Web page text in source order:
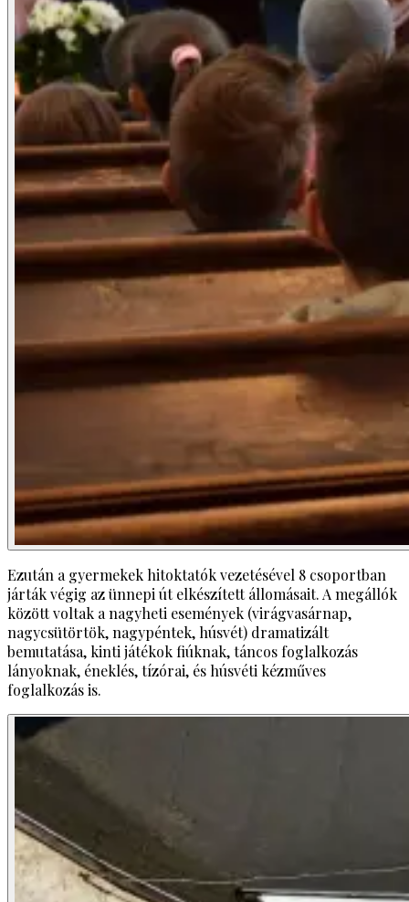
Ezután a gyermekek hitoktatók vezetésével 8 csoportban
járták végig az ünnepi út elkészített állomásait. A megállók
között voltak a nagyheti események (virágvasárnap,
nagycsütörtök, nagypéntek, húsvét) dramatizált
bemutatása, kinti játékok fiúknak, táncos foglalkozás
lányoknak, éneklés, tízórai, és húsvéti kézműves
foglalkozás is.